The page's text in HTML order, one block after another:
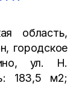
область,
городское
ул. Н.
183,5 м2;